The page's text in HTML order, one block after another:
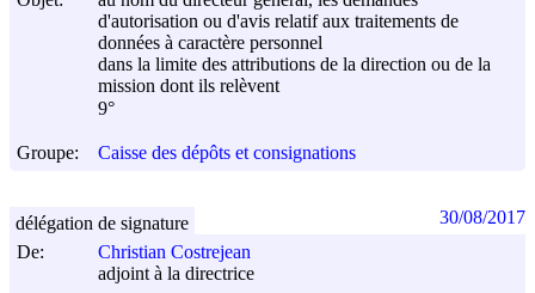
d'autorisation ou d'avis relatif aux traitements de
données à caractère personnel
dans la limite des attributions de la direction ou de la
mission dont ils relèvent
9°
Groupe: Caisse des dépôts et consignations
De:
Christian Costrejean
adjoint à la directrice
délégation de signature 30/08/2017